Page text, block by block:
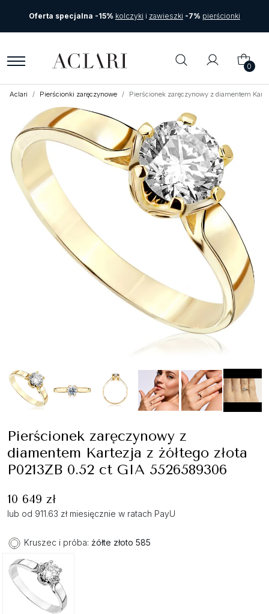
Oferta specjalna -15% kolczyki i zawieszki -7% pierścionki
0
Aclari Pierścionki zaręczynowe Pierścionek zaręczynowy z diamentem
Pierścionek zaręczynowy z
diamentem Kartezja z żółtego złota
P0213ZB 0.52 ct GIA 5526589306
10 649 zł
lub od 911.63 zł miesięcznie w ratach PayU
Kruszec i próba: żółte złoto 585